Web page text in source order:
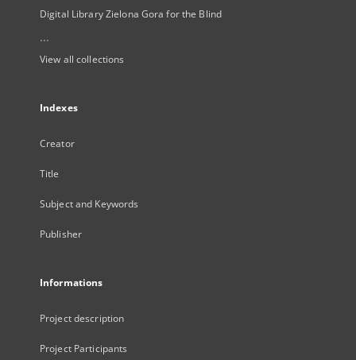
Digital Library Zielona Gora for the Blind
...
View all collections
Indexes
Creator
Title
Subject and Keywords
Publisher
Informations
Project description
Project Participants